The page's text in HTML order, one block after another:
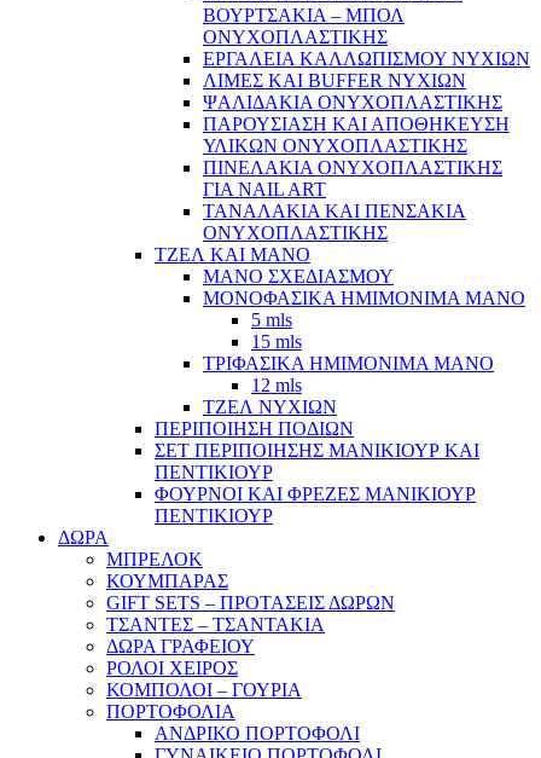
ΒΟΥΡΤΣΑΚΙΑ – ΜΠΟΛ
ΟΝΥΧΟΠΛΑΣΤΙΚΗΣ
ΕΡΓΑΛΕΙΑ ΚΑΛΛΩΠΙΣΜΟΥ ΝΥΧΙΩΝ
ΛΙΜΕΣ ΚΑΙ BUFFER ΝΥΧΙΩΝ
ΨΑΛΙΔΑΚΙΑ ΟΝΥΧΟΠΛΑΣΤΙΚΗΣ
ΠΑΡΟΥΣΙΑΣΗ ΚΑΙ ΑΠΟΘΗΚΕΥΣΗ
ΥΛΙΚΩΝ ΟΝΥΧΟΠΛΑΣΤΙΚΗΣ
ΠΙΝΕΛΑΚΙΑ ΟΝΥΧΟΠΛΑΣΤΙΚΗΣ
ΓΙΑ NAIL ART
ΤΑΝΑΛΑΚΙΑ ΚΑΙ ΠΕΝΣΑΚΙΑ
ΟΝΥΧΟΠΛΑΣΤΙΚΗΣ
ΤΖΕΛ ΚΑΙ ΜΑΝΟ
ΜΑΝΟ ΣΧΕΔΙΑΣΜΟΥ
ΜΟΝΟΦΑΣΙΚΑ ΗΜΙΜΟΝΙΜΑ ΜΑΝΟ
5 mls
15 mls
ΤΡΙΦΑΣΙΚΑ ΗΜΙΜΟΝΙΜΑ ΜΑΝΟ
12 mls
ΤΖΕΛ ΝΥΧΙΩΝ
ΠΕΡΙΠΟΙΗΣΗ ΠΟΔΙΩΝ
ΣΕΤ ΠΕΡΙΠΟΙΗΣΗΣ ΜΑΝΙΚΙΟΥΡ ΚΑΙ
ΠΕΝΤΙΚΙΟΥΡ
ΦΟΥΡΝΟΙ ΚΑΙ ΦΡΕΖΕΣ ΜΑΝΙΚΙΟΥΡ
ΠΕΝΤΙΚΙΟΥΡ
ΔΩΡΑ
ΜΠΡΕΛΟΚ
ΚΟΥΜΠΑΡΑΣ
GIFT SETS – ΠΡΟΤΑΣΕΙΣ ΔΩΡΩΝ
ΤΣΑΝΤΕΣ – ΤΣΑΝΤΑΚΙΑ
ΔΩΡΑ ΓΡΑΦΕΙΟΥ
ΡΟΛΟΙ ΧΕΙΡΟΣ
ΚΟΜΠΟΛΟΙ – ΓΟΥΡΙΑ
ΠΟΡΤΟΦΟΛΙΑ
ΑΝΔΡΙΚΟ ΠΟΡΤΟΦΟΛΙ